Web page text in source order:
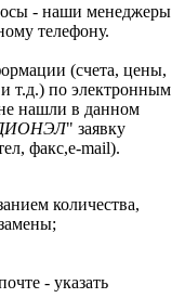
- наши менеджеры
телефону.
(счета, цены,
т.д.) по электронным
нашли в данном
" заявку
факс,e-mail).
количества,
- указать